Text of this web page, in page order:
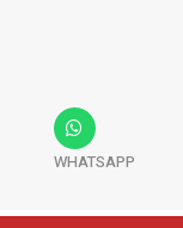
WHATSAPP